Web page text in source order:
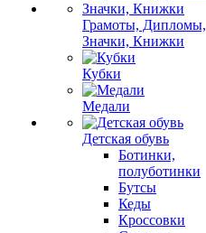
Грамоты, Дипломы,
Значки, Книжки
Кубки
Медали
Детская обувь
Ботинки,
полуботинки
Бутсы
Кеды
Кроссовки